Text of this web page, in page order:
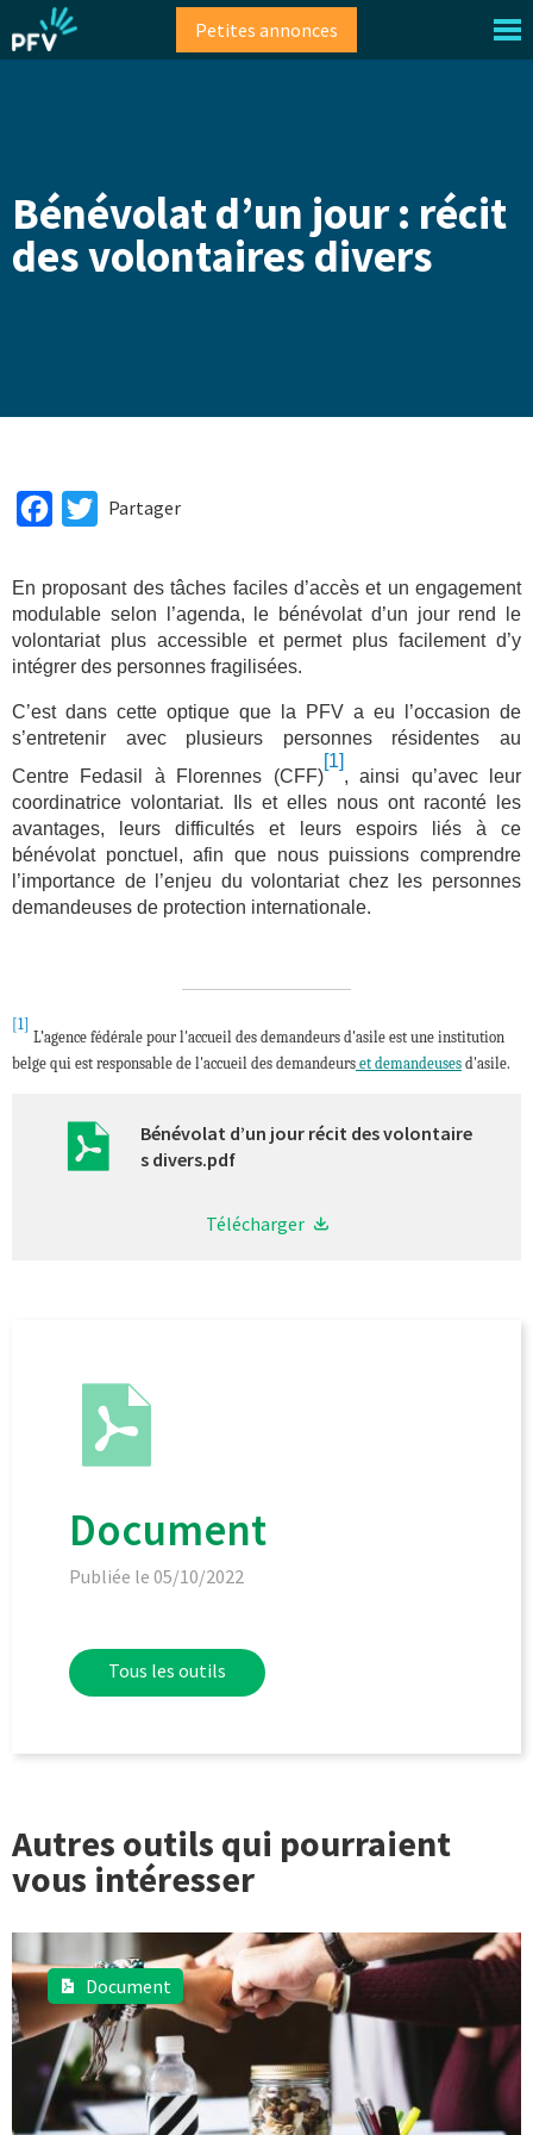
au
contenu
Petites annonces
Bénévolat d’un jour : récit
des volontaires divers
FacebookTwitter
Partager
En proposant des tâches faciles d’accès et un engagement
modulable selon l’agenda, le bénévolat d’un jour rend le
volontariat plus accessible et permet plus facilement d’y
intégrer des personnes fragilisées.
C’est dans cette optique que la PFV a eu l’occasion de
s’entretenir avec plusieurs personnes résidentes au
Centre Fedasil à Florennes (CFF)
[1]
, ainsi qu’avec leur
coordinatrice volontariat. Ils et elles nous ont raconté les
avantages, leurs difficultés et leurs espoirs liés à ce
bénévolat ponctuel, afin que nous puissions comprendre
l’importance de l’enjeu du volontariat chez les personnes
demandeuses de protection internationale.
[1]
L’agence fédérale pour l'accueil des demandeurs d'asile est une institution
belge qui est responsable de l'accueil des demandeurs et demandeuses d'asile.
Bénévolat d’un jour récit des volontaire
s divers.pdf
Télécharger
Document
Publiée le 05/10/2022
Tous les outils
Autres outils qui pourraient
vous intéresser
Document